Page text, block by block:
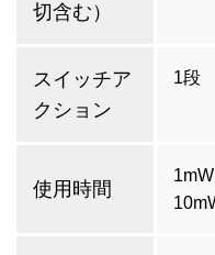
切含む）
スイッチア
クション
1段
使用時間